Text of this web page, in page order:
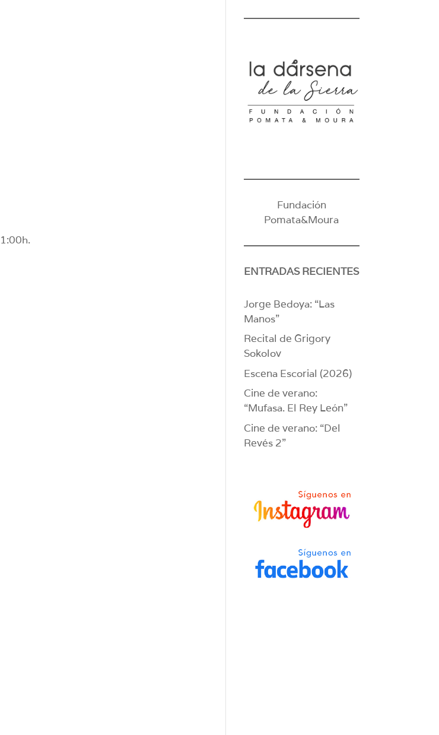
Fundación
Pomata&Moura
ENTRADAS RECIENTES
Jorge Bedoya: “Las
Manos”
Recital de Grigory
Sokolov
Escena Escorial (2026)
Cine de verano:
“Mufasa. El Rey León”
Cine de verano: “Del
Revés 2”